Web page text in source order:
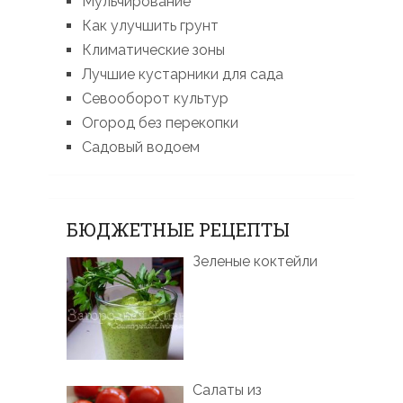
Как улучшить грунт
Климатические зоны
Лучшие кустарники для сада
Севооборот культур
Огород без перекопки
Садовый водоем
БЮДЖЕТНЫЕ РЕЦЕПТЫ
Зеленые коктейли
Салаты из